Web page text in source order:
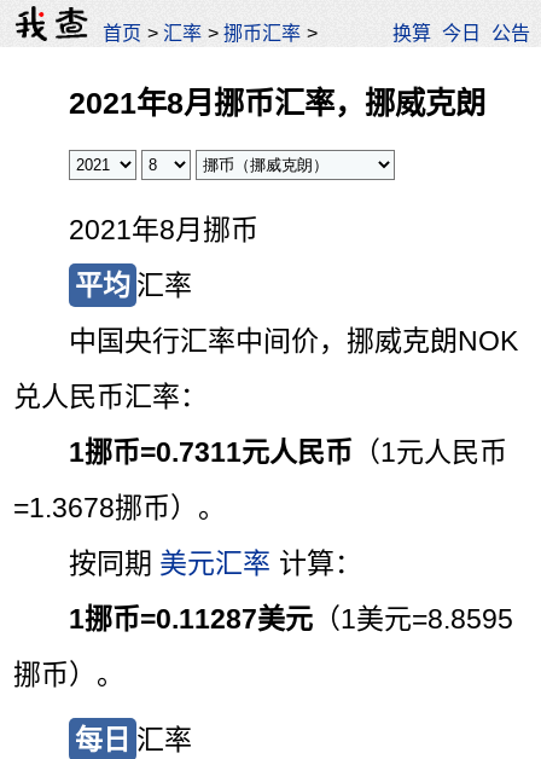
首页 >汇率 >挪币汇率 > 换算 今日 公告
2021年8月挪币汇率，挪威克朗
2021年8月挪币
平均 汇率
中国央行汇率中间价，挪威克朗NOK
兑人民币汇率：
1挪币=0.7311元人民币 （1元人民币
=1.3678挪币）。
按同期 美元汇率 计算：
1挪币=0.11287美元 （1美元=8.8595
挪币）。
每日 汇率